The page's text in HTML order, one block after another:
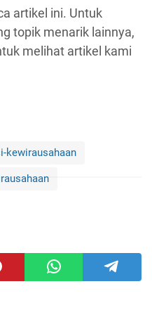
artikel ini. Untuk
topik menarik lainnya,
melihat artikel kami
kewirausahaan